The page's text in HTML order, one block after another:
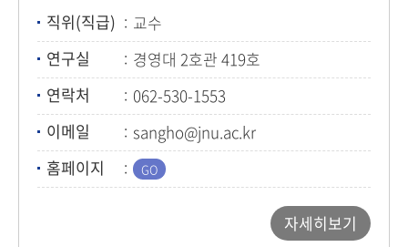
직위(직급)
교수
연구실
경영대 2호관 419호
연락처
062-530-1553
이메일
sangho@jnu.ac.kr
홈페이지
자세히보기